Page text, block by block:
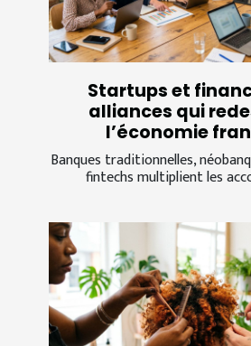
Startups et
alliances qui
l’économie
Banques traditionnelles,
fintechs multiplient les